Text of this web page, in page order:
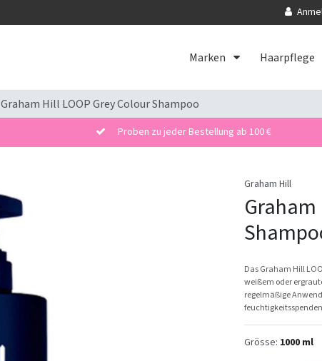
Marken Haarpflege
Graham Hill LOOP Grey Colour Shampoo
Proben zu jeder Bestellung ab 100 €
Graham Hill
Das Graham Hill
weißem oder
regelmäßige
Grösse: 1000 ml